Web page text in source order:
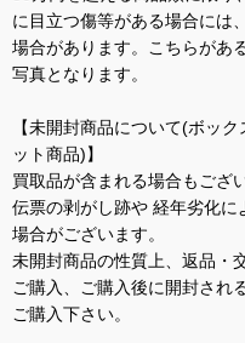
に目立つ傷等がある場合には
場合があります。こちらがあ
写真となります。
【未開封商品について(ボッ
ット商品)】
買取品が含まれる場合もござ
伝票の剥がし跡や 経年劣化
場合がございます。
未開封商品の性質上、返品・
ご購入、ご購入後に開封され
ご購入下さい。